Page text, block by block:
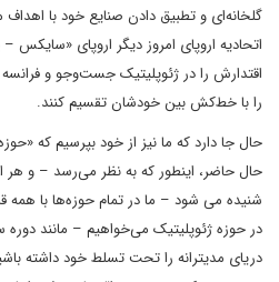
گلخانه‌ای و تطبیق دادن صنایع خود با
اتحادیه اروپای امروز دیگر اروپای
اقتدارش را در ژئوپلیتیک جست‌وجو و فرانسه و
را با خط‌کش بین خودشان تقسیم کنند.
حال جا دارد که ما نیز از خود بپرسیم که
حال حاضر، اینطور که به نظر می‌رسد – و هر
شنیده می شود – ما در تمام حوزه‌ها با همه
در حوزه ژئوپلیتیک می‌خواهیم – مانند دوره
دریای مدیترانه را تحت تسلط خود داشته